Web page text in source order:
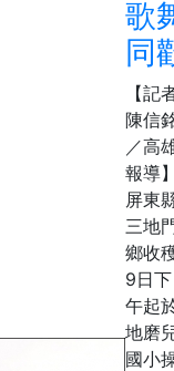
歌
同
【記
陳信
／高
報導
屏東
三地
鄉收
9日下
午起
地磨
國小